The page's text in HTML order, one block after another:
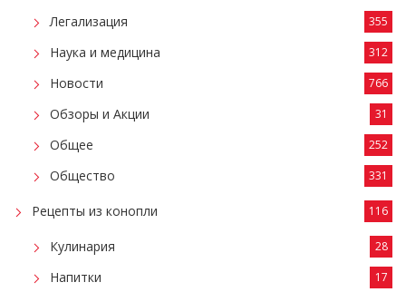
Легализация 355
Наука и медицина 312
Новости 766
Обзоры и Акции 31
Общее 252
Общество 331
Рецепты из конопли 116
Кулинария 28
Напитки 17